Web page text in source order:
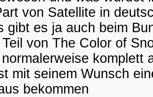
von Satellite in
gibt es ja auch beim
von The Color of
komplett
mit seinem Wunsch
bekommen